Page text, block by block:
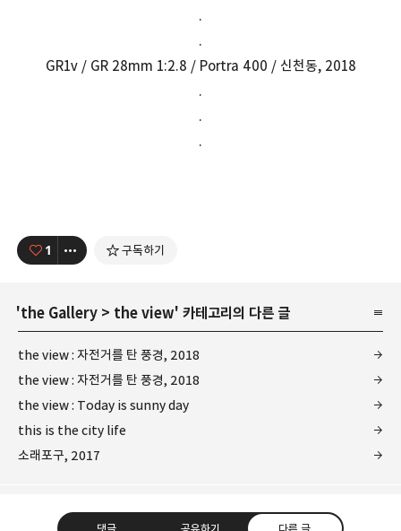
.
.
GR1v / GR 28mm 1:2.8 / Portra 400 / 신천동, 2018
.
.
.
1 구독하기
'the Gallery > the view' 카테고리의 다른 글
the view : 자전거를 탄 풍경, 2018
the view : 자전거를 탄 풍경, 2018
the view : Today is sunny day
this is the city life
소래포구, 2017
댓글 공유하기 다른 글